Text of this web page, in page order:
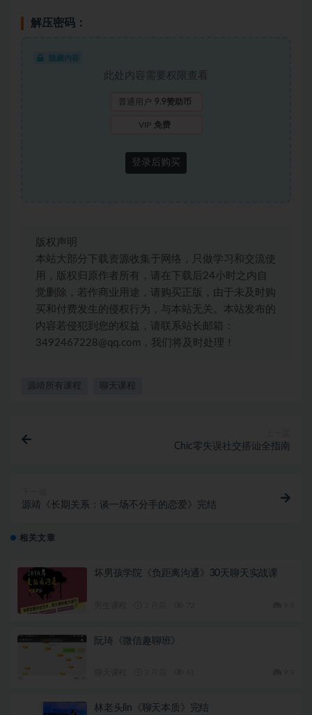
解压密码：
隐藏内容
此处内容需要权限查看
普通用户 9.9赞助币
VIP 免费
登录后购买
版权声明
本站大部分下载资源收集于网络，只做学习和交流使
用，版权归原作者所有，请在下载后24小时之内自
觉删除，若作商业用途，请购买正版，由于未及时购
买和付费发生的侵权行为，与本站无关。本站发布的
内容若侵犯到您的权益，请联系站长邮箱：
3492467228@qq.com，我们将及时处理！
源靖所有课程 聊天课程
Chic零失误社交搭讪全指南
源靖《长期关系：谈一场不分手的恋爱》完结
相关文章
坏男孩学院《负距离沟通》30天聊天实战课
阮琦《微信趣聊班》
林老头lin《聊天本质》完结